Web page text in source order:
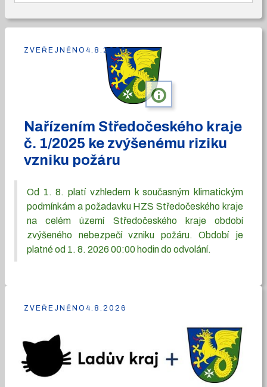
info
Nařízením Středočeského kraje
č. 1/2025 ke zvýšenému riziku
vzniku požáru
Od 1. 8. platí vzhledem k současným klimatickým
podmínkám a požadavku HZS Středočeského kraje
na celém území Středočeského kraje období
zvýšeného nebezpečí vzniku požáru. Období je
platné od 1. 8. 2026 00:00 hodin do odvolání.
ZVEŘEJNĚNO 4.8.2026
ZVEŘEJNĚNO 4.8.2026